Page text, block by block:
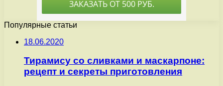
Популярные статьи
18.06.2020
Тирамису со сливками и маскарпоне:
рецепт и секреты приготовления